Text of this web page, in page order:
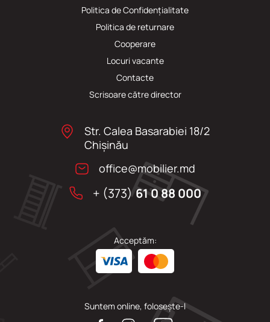
Politica de Confidențialitate
Politica de returnare
Cooperare
Locuri vacante
Сontacte
Scrisoare către director
Str. Calea Basarabiei 18/2
Chişinău
office@mobilier.md
+ (373)61 0 88 000
Acceptăm:
Suntem online, folosește-l